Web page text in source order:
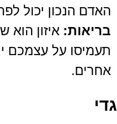
האדם הנכון יכול
בריאות: איזון
תעמיסו על עצמכם
אחרים.
גדי